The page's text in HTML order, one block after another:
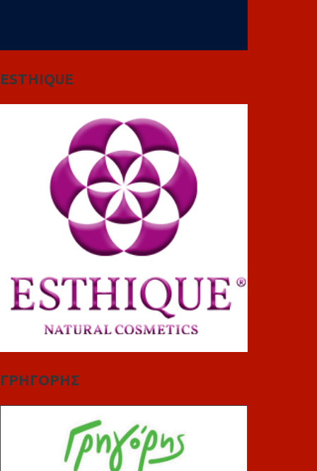
ESTHIQUE
ΓΡΗΓΟΡΗΣ